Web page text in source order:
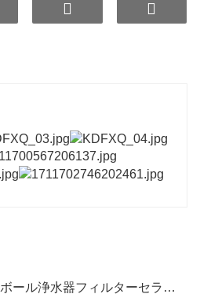
。外観は金色で、
属合金、および
囲気保護。加工から二次成
で、有機殺菌剤の代替とし
たしています。
す。浄水器、シャワー、加
前 : KDF 抗菌セラミックボール浄水器フィルターセラミックボール